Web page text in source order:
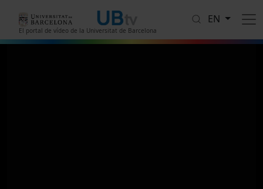
El portal de vídeo de la Universitat de Barcelona
EN